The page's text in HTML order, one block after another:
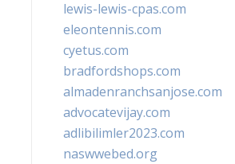
lewis-lewis-cpas.com
eleontennis.com
cyetus.com
bradfordshops.com
almadenranchsanjose.com
advocatevijay.com
adlibilimler2023.com
naswwebed.org